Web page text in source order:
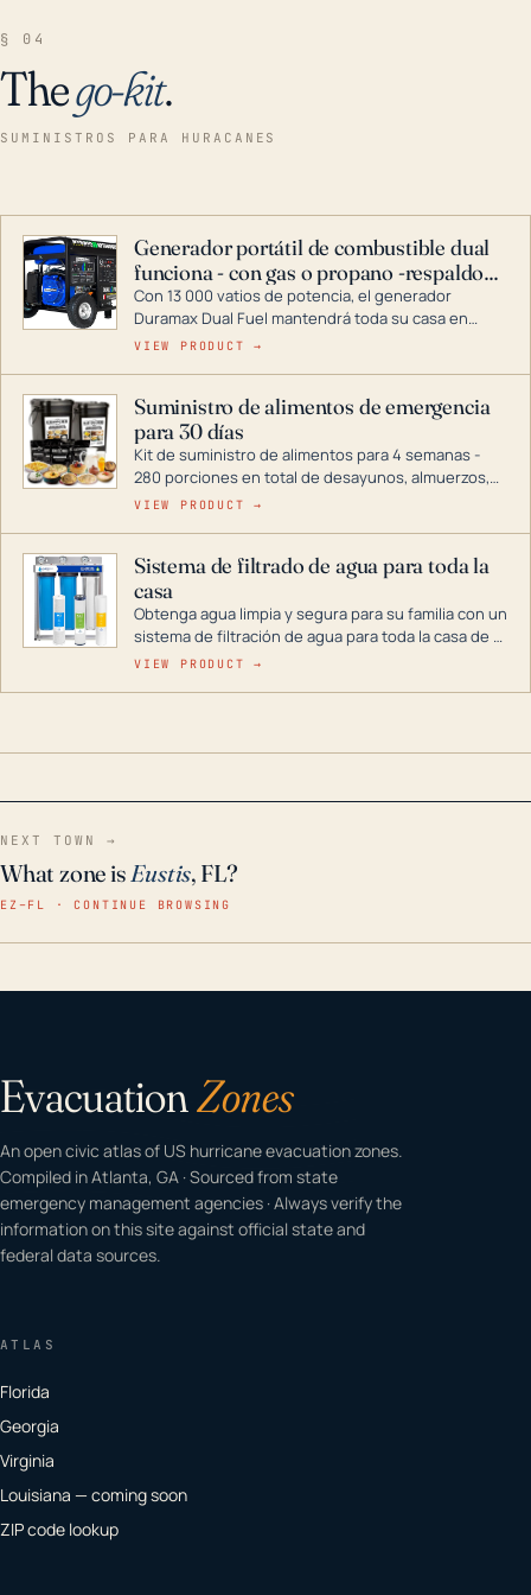
§ 04
Thego-kit.
SUMINISTROS PARA HURACANES
Generador portátil de combustible dual
funciona - con gas o propano -respaldo
para el hogar
Con 13 000 vatios de potencia, el generador
Duramax Dual Fuel mantendrá toda su casa en
funcionamiento durante una tormenta o un corte
combustible dual, con una gama completa que
abarca desde inversores digitales hasta
generadores que pueden alimentar toda su casa.
VIEW PRODUCT →
Suministro de alimentos de emergencia
para 30 días
Kit de suministro de alimentos para 4 semanas -
280 porciones en total de desayunos, almuerzos,
cenas y postres. Se puede almacenar durante
VIEW PRODUCT →
Sistema de filtrado de agua para toda la
casa
Obtenga agua limpia y segura para su familia con un
sistema de filtración de agua para toda la casa de 3
etapas. La tecnología avanzada de este filtro
en situaciones de emergencia.
VIEW PRODUCT →
NEXT TOWN →
What zone isEustis, FL?
EZ–FL · CONTINUE BROWSING
EvacuationZones
An open civic atlas of US hurricane evacuation zones.
Compiled in Atlanta, GA · Sourced from state
emergency management agencies · Always verify the
information on this site against official state and
federal data sources.
ATLAS
Florida
Georgia
Virginia
Louisiana — coming soon
ZIP code lookup